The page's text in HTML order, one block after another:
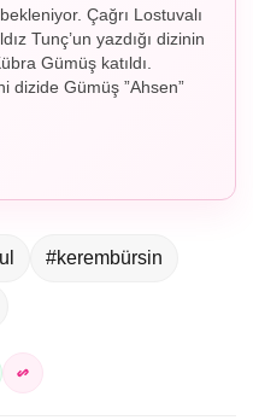
Çağrı Lostuvalı
Tunç’un yazdığı dizinin
Gümüş katıldı.
dizide Gümüş ”Ahsen”
#kerembürsin